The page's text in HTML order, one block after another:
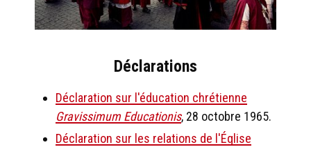
Déclarations
Déclaration sur l'éducation chrétienne
Gravissimum Educationis, 28 octobre 1965.
Déclaration sur les relations de l'Église